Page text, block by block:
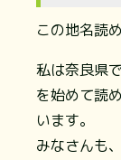
この地名読
私は奈良県
を始めて読
います。
みなさんも